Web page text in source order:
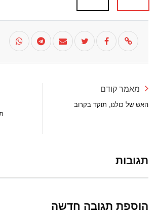
מאמר קודם
האש של כולנו, תוקד בקרוב
תגובות
הוספת תגובה חדשה